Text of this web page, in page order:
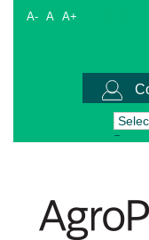
A- A A+